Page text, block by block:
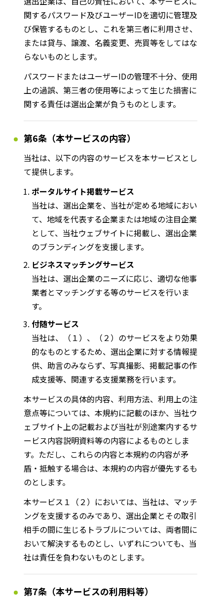
関するパスワード及びユーザーIDを適切に管理及
び保管するものとし、これを第三者に利用させ、
または貸与、譲渡、名義変更、売買等をしてはな
らないものとします。
パスワードまたはユーザーIDの管理不十分、使用
上の過誤、第三者の使用等によって生じた損害に
関する責任は選出企業が負うものとします。
第6条（本サービスの内容）
当社は、以下の内容のサービスを本サービスとし
て提供します。
ポータルサイト掲載サービス
当社は、選出企業を、当社が定める地域におい
て、地域を代表する企業または地域の注目企業
として、当社ウェブサイトに掲載し、選出企業
のブランディングを支援します。
ビジネスマッチングサービス
当社は、選出企業のニーズに応じ、適切な他事
業者とマッチングする等のサービスを行いま
す。
付随サービス
当社は、（１）、（２）のサービスをより効果
的なものとするため、選出企業に対する情報提
供、助言のみならず、写真撮影、掲載記事の作
成支援等、関連する支援業務を行います。
本サービスの具体的内容、利用方法、利用上の注
意点等については、本規約に記載のほか、当社ウ
ェブサイト上の記載および当社が別途案内するサ
ービス内容説明資料等の内容によるものとしま
す。ただし、これらの内容と本規約の内容が矛
盾・抵触する場合は、本規約の内容が優先するも
のとします。
本サービス１（２）においては、当社は、マッチ
ングを支援するのみであり、選出企業とその取引
相手の間に生じるトラブルについては、両者間に
おいて解決するものとし、いずれについても、当
社は責任を負わないものとします。
第7条（本サービスの利用料等）